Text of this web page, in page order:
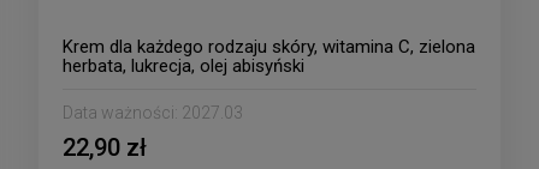
Krem dla każdego rodzaju skóry, witamina C, zielona
herbata, lukrecja, olej abisyński
Data ważności: 2027.03
22,90 zł